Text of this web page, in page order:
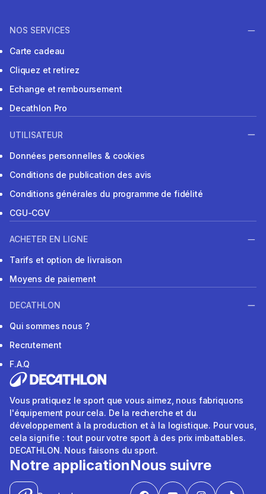
NOS SERVICES
Carte cadeau
Cliquez et retirez
Echange et remboursement
Decathlon Pro
UTILISATEUR
Données personnelles & cookies
Conditions de publication des avis
Conditions générales du programme de fidélité
CGU-CGV
ACHETER EN LIGNE
Tarifs et option de livraison
Moyens de paiement
DECATHLON
Qui sommes nous ?
Recrutement
F.A.Q
Vous pratiquez le sport que vous aimez, nous fabriquons
l'équipement pour cela. De la recherche et du
développement à la production et à la logistique. Pour vous,
cela signifie : tout pour votre sport à des prix imbattables.
DECATHLON. Nous faisons du sport.
Notre applicationNous suivre